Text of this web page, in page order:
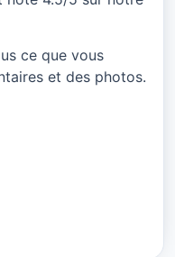
ce que vous
et des photos.